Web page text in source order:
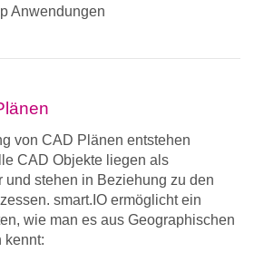
Anwendungen
von CAD Plänen entstehen
CAD Objekte liegen als
und stehen in Beziehung zu den
smart.IO ermöglicht ein
wie man es aus Geographischen
kennt: